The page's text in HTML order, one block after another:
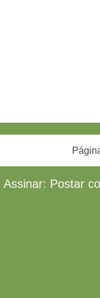
Assinar: Postar